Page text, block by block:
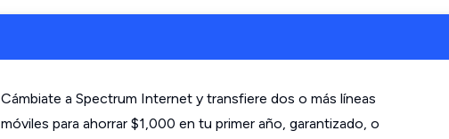
Cámbiate a Spectrum Internet y transfiere dos o más líneas
móviles para ahorrar $1,000 en tu primer año, garantizado, o